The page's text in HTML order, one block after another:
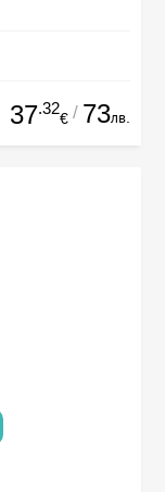
37.32
€ / 73лв.